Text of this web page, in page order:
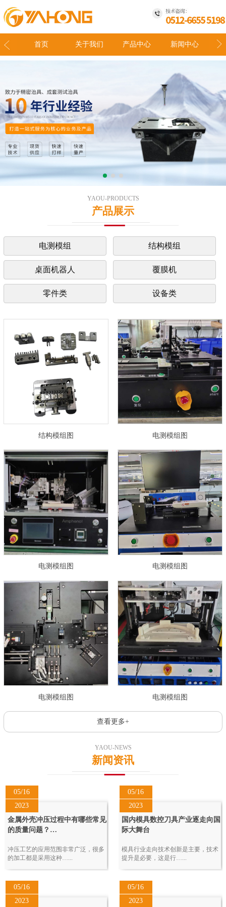
首页 关于我们 产品中心 新闻中心
YAOU-PRODUCTS
产品展示
电测模组 结构模组
桌面机器人 覆膜机
零件类 设备类
结构模组图 电测模组图
电测模组图 电测模组图
电测模组图 电测模组图
查看更多+
YAOU-NEWS
新闻资讯
05/16
2023
金属外壳冲压过程中有哪些常见
的质量问题？…
冲压工艺的应用范围非常广泛，很多
的加工都是采用这种…...
05/16
2023
国内模具数控刀具产业逐走向国
际大舞台
模具行业走向技术创新是主要，技术
提升是必要，这是行…...
05/16
2023
05/16
2023